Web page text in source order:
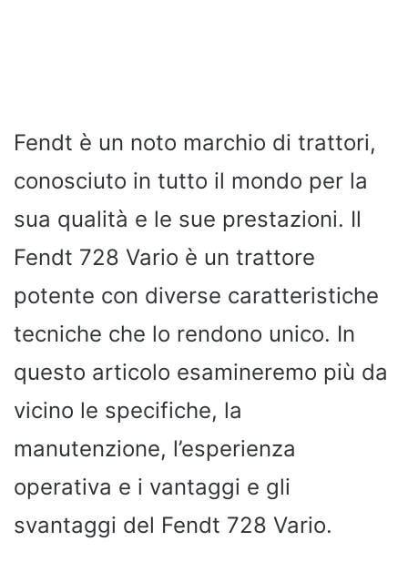
Fendt è un noto marchio di trattori,
conosciuto in tutto il mondo per la
sua qualità e le sue prestazioni. Il
Fendt 728 Vario è un trattore
potente con diverse caratteristiche
tecniche che lo rendono unico. In
questo articolo esamineremo più da
vicino le specifiche, la
manutenzione, l’esperienza
operativa e i vantaggi e gli
svantaggi del Fendt 728 Vario.